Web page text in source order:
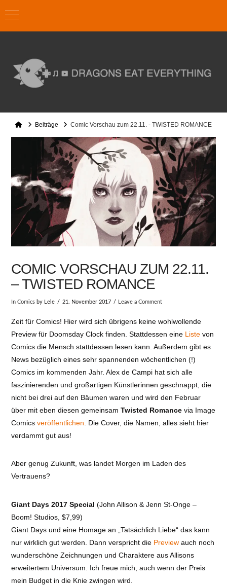
HomeBeiträge Comic Vorschau zum 22.11. - TWISTED ROMANCE
COMIC VORSCHAU ZUM 22.11.
– TWISTED ROMANCE
InComics by Lele 21. November 2017 Leave a Comment
Zeit für Comics! Hier wird sich übrigens keine wohlwollende
Preview für Doomsday Clock finden. Stattdessen eine Liste von
Comics die Mensch stattdessen lesen kann. Außerdem gibt es
News bezüglich eines sehr spannenden wöchentlichen (!)
Comics im kommenden Jahr. Alex de Campi hat sich alle
faszinierenden und großartigen Künstlerinnen geschnappt, die
nicht bei drei auf den Bäumen waren und wird den Februar
über mit eben diesen gemeinsamTwisted Romance via Image
Comicsveröffentlichen. Die Cover, die Namen, alles sieht hier
verdammt gut aus!
Aber genug Zukunft, was landet Morgen im Laden des
Vertrauens?
Giant Days 2017 Special (John Allison & Jenn St-Onge –
Boom! Studios, $7,99)
Giant Days und eine Homage an „Tatsächlich Liebe“ das kann
nur wirklich gut werden. Dann verspricht die Preview auch noch
wunderschöne Zeichnungen und Charaktere aus Allisons
erweitertem Universum. Ich freue mich, auch wenn der Preis
mein Budget in die Knie zwingen wird.